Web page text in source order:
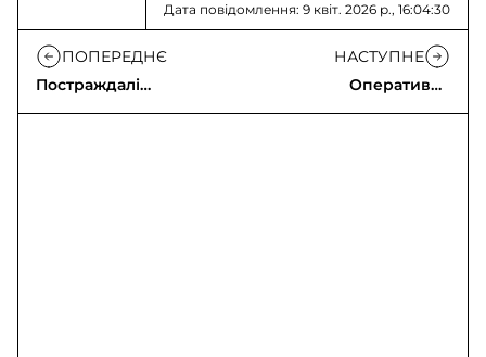
Дата повідомлення: 9 квіт. 2026 р., 16:04:30
ПОПЕРЕДНЄ
Постраждалі
внаслідок удару РСЗВ
НАСТУПНЕ
Оперативна
інформація про